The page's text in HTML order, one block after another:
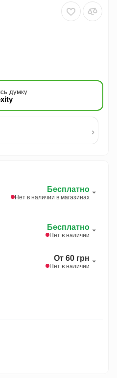
думку
›
Бесплатно
Нет в наличии в магазинах
Бесплатно
Нет в наличии
От 60 грн
Нет в наличии